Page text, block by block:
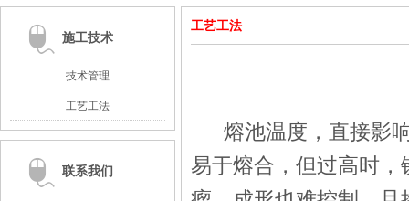
施工技术
技术管理
工艺工法
联系我们
工艺工法
熔池温度，直接影响
易于熔合，但过高时